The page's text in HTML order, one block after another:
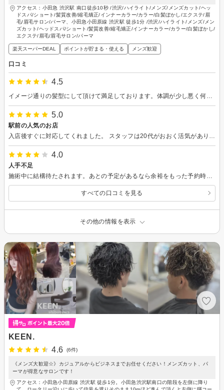
アクセス：小田急 渋沢駅 南口徒歩10秒 /渋沢/ハイライト/メンズ/メンズカット/ヘッ
ドスパ/ショート/髪質改善/縮毛矯正/インナーカラー/カラー/白髪ぼかし/エクステ/眉
毛/眉毛サロン/パーマ、小田急小田原線 渋沢駅 徒歩1分 /渋沢/ハイライト/メンズ/メン
ズカット/ヘッドスパ/ショート/髪質改善/縮毛矯正/インナーカラー/カラー/白髪ぼかし/
エクステ/眉毛/眉毛サロン/パーマ
楽天スーパーDEAL ポイントが貯まる・使える メンズ歓迎
口コミ
4.5
5.0
駅前の人気のお店
4.0
人手不足
すべての口コミを見る
その他の情報を表示
KEEN.
4.6
(6件)
《メンズ大歓迎☆》カジュアルからビジネスまでお任せください！メンズカット、パ
ーマが得意なサロンです！
アクセス：小田急小田原線 渋沢駅 徒歩1分。小田急渋沢駅南口の階段を左側に降り